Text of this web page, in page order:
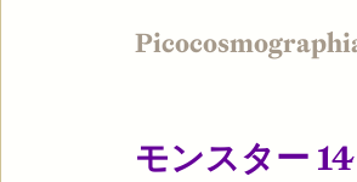
モンスター 14